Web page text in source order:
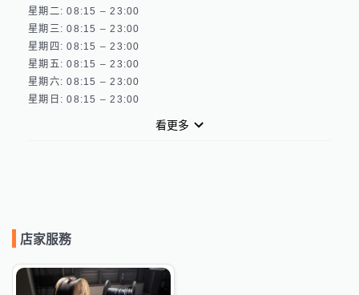
星期二: 08:15 – 23:00
星期三: 08:15 – 23:00
星期四: 08:15 – 23:00
星期五: 08:15 – 23:00
星期六: 08:15 – 23:00
看更多
店家服務